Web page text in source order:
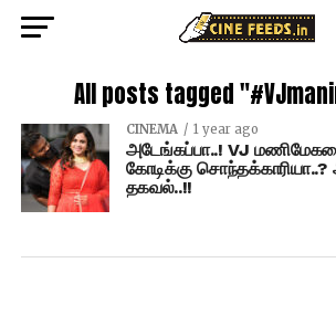
All posts tagged
CINEMA 1 year ago
அடேங்கப்பா..! VJ
கோடிக்கு
தகவல்..!!